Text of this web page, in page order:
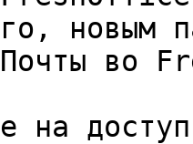
новым
Почты во
на